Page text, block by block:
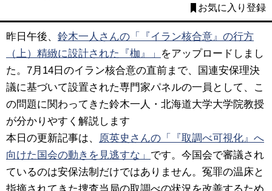
お気に入り登録
昨日午後、 鈴木一人さんの「『イラン核合意』の行方
（上）精緻に設計された『枷』」
をアップロードしまし
た。7月14日のイラン核合意の直前まで、国連安保理決
議に基づいて設置された専門家パネルの一員として、こ
の問題に関わってきた鈴木一人・北海道大学大学院教授
が分かりやすく解説します
本日の更新記事は、
原英史さんの「『取調べ可視化』へ
向けた国会の動きを見逃すな」 です。今国会で審議され
ているのは安保法制だけではありません。冤罪の温床と
指摘されてきた捜査当局の取調べの状況を改善するため